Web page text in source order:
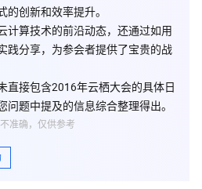
的创新和效率提升。
计算技术的前沿动态，还通过如用
践分享，为参会者提供了宝贵的战
直接包含2016年云栖大会的具体日
问题中提及的信息综合整理得出。
准确，仅供参考